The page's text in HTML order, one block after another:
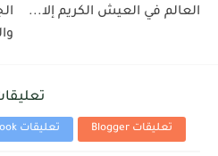
العالم في العيش الكريم إلا...
تعليقات Blogger تعليقات Facebook